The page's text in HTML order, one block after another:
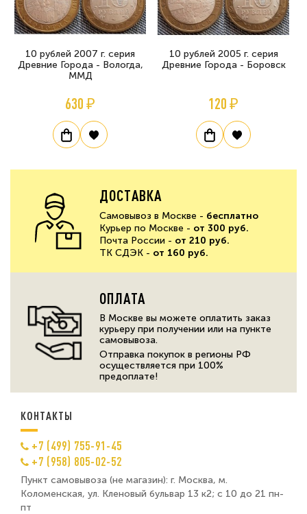
10 рублей 2007 г. серия
Древние Города - Вологда,
ММД
630 ₽
10 рублей 2005 г. серия
Древние Города - Боровск
120 ₽
ДОСТАВКА
Самовывоз в Москве - бесплатно
Курьер по Москве - от 300 руб.
Почта России - от 210 руб.
ТК СДЭК - от 160 руб.
ОПЛАТА
В Москве вы можете оплатить заказ
курьеру при получении или на пункте
самовывоза.
Отправка покупок в регионы РФ
осуществляется при 100%
предоплате!
КОНТАКТЫ
+7 (499) 755-91-45
+7 (958) 805-02-52
Пункт самовывоза (не магазин): г. Москва, м.
Коломенская, ул. Кленовый бульвар 13 к2; с 10 до 21 пн-
пт